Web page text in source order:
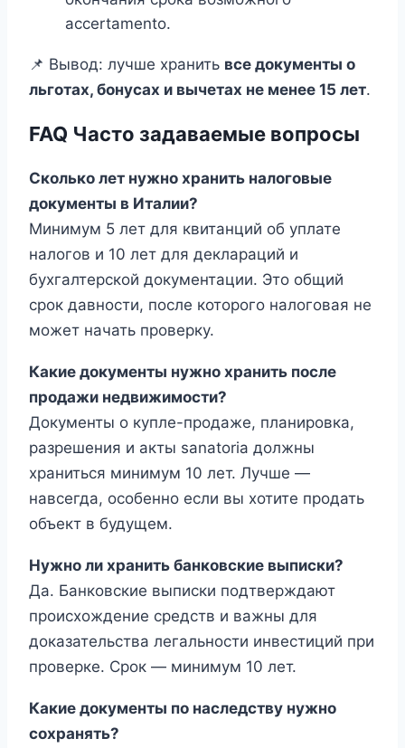
accertamento.
📌 Вывод: лучше хранить все документы о
льготах, бонусах и вычетах не менее 15 лет.
FAQ Часто задаваемые вопросы
Сколько лет нужно хранить налоговые
документы в Италии?
Минимум 5 лет для квитанций об уплате
налогов и 10 лет для деклараций и
бухгалтерской документации. Это общий
срок давности, после которого налоговая не
может начать проверку.
Какие документы нужно хранить после
продажи недвижимости?
Документы о купле-продаже, планировка,
разрешения и акты sanatoria должны
храниться минимум 10 лет. Лучше —
навсегда, особенно если вы хотите продать
объект в будущем.
Нужно ли хранить банковские выписки?
Да. Банковские выписки подтверждают
происхождение средств и важны для
доказательства легальности инвестиций при
проверке. Срок — минимум 10 лет.
Какие документы по наследству нужно
сохранять?